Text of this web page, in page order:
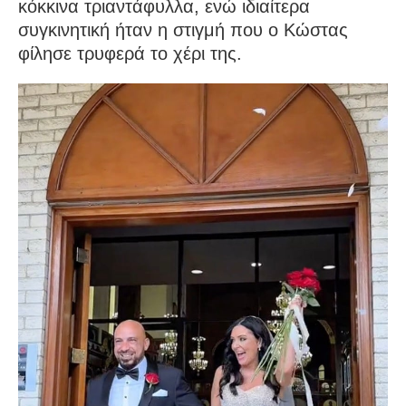
κόκκινα τριαντάφυλλα, ενώ ιδιαίτερα
συγκινητική ήταν η στιγμή που ο Κώστας
φίλησε τρυφερά το χέρι της.